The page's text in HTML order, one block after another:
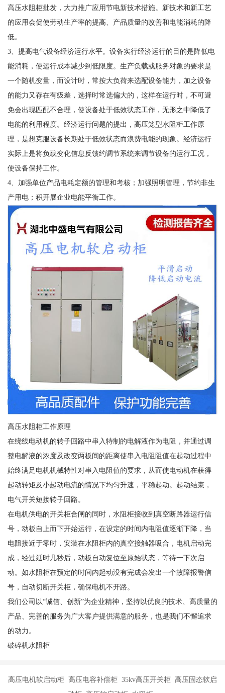
高压水阻柜批发，大力推广应用节电新技术措施。新技术和新工艺
的应用会促使劳动生产率的提高、产品质量的改善和电能消耗的降
低。
3、提高电气设备经济运行水平。设备实行经济运行的目的是降低电
能消耗，使运行成本减少到低限度。生产负载或服务对象的要求是
一个随机变量，而设计时，常按大负荷来选配设备能力，加之设备
的能力又存在有级差，选择时常选偏大的，这样在运行时，不可避
免会出现匹配不合理，使设备处于低效状态工作，无形之中降低了
电能的利用程度。经济运行问题的提出，高压笼型水阻柜工作原
理，是想克服设备长期处于低效状态而浪费电能的现象。经济运行
实际上是将负载变化信息反馈约调节系统来调节设备的运行工况，
使设备保持工作。
4、加强单位产品电耗定额的管理和考核；加强照明管理，节约非生
产用电；积开展企业电能平衡工作。
高压水阻柜工作原理
在绕线电动机的转子回路中串入特制的电解液作为电阻，并通过调
整电解液的浓度及改变两板间的距离使串入电阻阻值在起动过程中
始终满足电机机械特性对串入电阻值的要求，从而使电动机在获得
起动转矩及小起动电流的情况下均匀升速，平稳起动。起动结束，
电气开关短接转子回路。
在电机供电的开关柜合闸的同时，水阻柜接收到真空断路器运行信
号，动板自上而下开始运行，在设定的时间内电阻值逐渐下降，当
电阻接近于零时，安装在水阻柜内的真空接触器吸合，电机启动完
成，经过延时几秒后，动板自动复位至原始状态，等待一下次启
动。如水阻柜在预定的时间内起动没有完成会发出一个故障报警信
号，自动切断开关柜，确保电机不开路。
我们公司以“诚信、创新”为企业精神，坚持以优良的技术、高质量的
产品、完善的服务为广大客户提供满意的服务，也是我们不懈追求
的动力。
破碎机水阻柜
高压电机软启动柜 高压电容补偿柜 35kv高压开关柜 高压固态软启